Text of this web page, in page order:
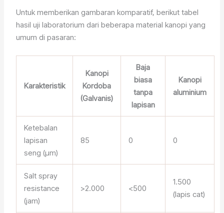
Untuk memberikan gambaran komparatif, berikut tabel
hasil uji laboratorium dari beberapa material kanopi yang
umum di pasaran:
Karakteristik
Kanopi
Kordoba
(Galvanis)
Baja
biasa
tanpa
lapisan
Kanopi
aluminium
Ketebalan
lapisan
seng (µm)
85 0 0
Salt spray
resistance
(jam)
>2.000 <500
1.500
(lapis cat)